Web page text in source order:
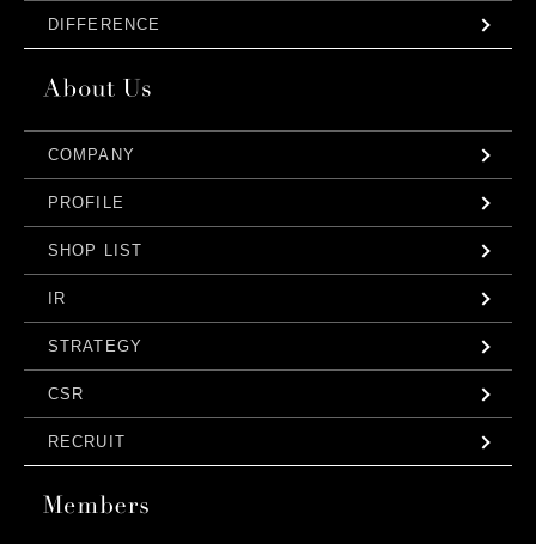
DIFFERENCE
COMPANY
PROFILE
SHOP LIST
IR
STRATEGY
CSR
RECRUIT